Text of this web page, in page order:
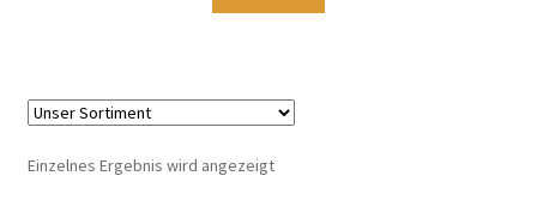
Wohnzimmertisch mit Stühlen
Einzelnes Ergebnis wird angezeigt